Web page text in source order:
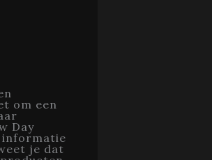
om een
Day
informatie
je dat